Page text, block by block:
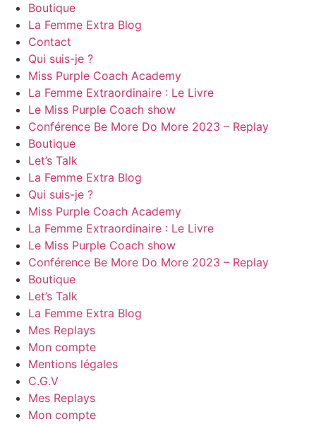
Boutique
La Femme Extra Blog
Contact
Qui suis-je ?
Miss Purple Coach Academy
La Femme Extraordinaire : Le Livre
Le Miss Purple Coach show
Conférence Be More Do More 2023 – Replay
Boutique
Let’s Talk
La Femme Extra Blog
Qui suis-je ?
Miss Purple Coach Academy
La Femme Extraordinaire : Le Livre
Le Miss Purple Coach show
Conférence Be More Do More 2023 – Replay
Boutique
Let’s Talk
La Femme Extra Blog
Mes Replays
Mon compte
Mentions légales
C.G.V
Mes Replays
Mon compte